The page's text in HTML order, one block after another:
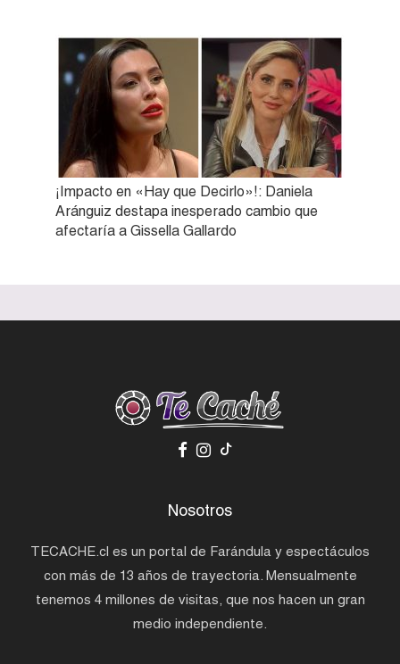
¡Impacto en «Hay que Decirlo»!: Daniela
Aránguiz destapa inesperado cambio que
afectaría a Gissella Gallardo
Nosotros
TECACHE.cl es un portal de Farándula y espectáculos
con más de 13 años de trayectoria. Mensualmente
tenemos 4 millones de visitas, que nos hacen un gran
medio independiente.